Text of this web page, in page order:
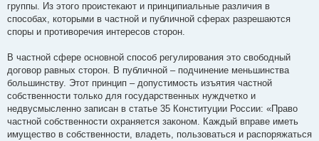
группы. Из этого проистекают и принципиальные различия в
способах, которыми в частной и публичной сферах разрешаются
споры и противоречия интересов сторон.
В частной сфере основной способ регулирования это свободный
договор равных сторон. В публичной – подчинение меньшинства
большинству. Этот принцип – допустимость изъятия частной
собственности только для государственных нуждчетко и
недвусмысленно записан в статье 35 Конституции России: «Право
частной собственности охраняется законом. Каждый вправе иметь
имущество в собственности, владеть, пользоваться и распоряжаться